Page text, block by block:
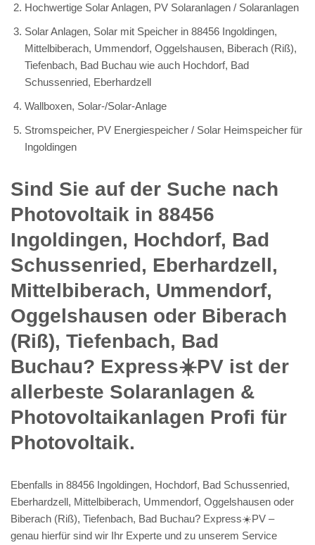
Hochwertige Solar Anlagen, PV Solaranlagen / Solaranlagen
Solar Anlagen, Solar mit Speicher in 88456 Ingoldingen,
Mittelbiberach, Ummendorf, Oggelshausen, Biberach (Riß),
Tiefenbach, Bad Buchau wie auch Hochdorf, Bad
Schussenried, Eberhardzell
Wallboxen, Solar-/Solar-Anlage
Stromspeicher, PV Energiespeicher / Solar Heimspeicher für
Ingoldingen
Sind Sie auf der Suche nach
Photovoltaik in 88456
Ingoldingen, Hochdorf, Bad
Schussenried, Eberhardzell,
Mittelbiberach, Ummendorf,
Oggelshausen oder Biberach
(Riß), Tiefenbach, Bad
Buchau? Express☀️PV️ ist der
allerbeste Solaranlagen &
Photovoltaikanlagen Profi für
Photovoltaik.
Ebenfalls in 88456 Ingoldingen, Hochdorf, Bad Schussenried,
Eberhardzell, Mittelbiberach, Ummendorf, Oggelshausen oder
Biberach (Riß), Tiefenbach, Bad Buchau? Express☀️PV️ –
genau hierfür sind wir Ihr Experte und zu unserem Service